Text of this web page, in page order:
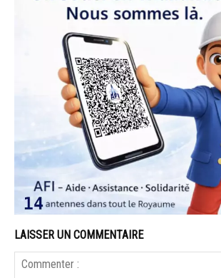
LAISSER UN COMMENTAIRE